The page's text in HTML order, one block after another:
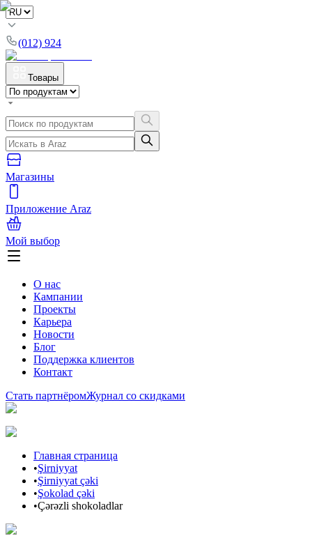
(012) 924
Товары
Магазины
Приложение Araz
Мой выбор
О нас
Кампании
Проекты
Карьера
Новости
Блог
Поддержка клиентов
Контакт
Стать партнёромЖурнал со скидками
Главная страница
•Şirniyyat
•Şirniyyat çəki
•Şokolad çəki
•Çərəzli shokoladlar